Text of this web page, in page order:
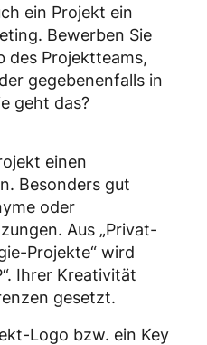
ein Projekt ein
Bewerben Sie
des Projektteams,
gegebenenfalls in
geht das?
einen
Besonders gut
oder
Aus „Privat-
Projekte“ wird
Ihrer Kreativität
gesetzt.
Logo bzw. ein Key